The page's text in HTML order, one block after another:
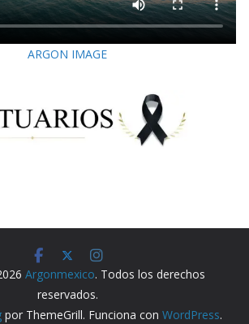
ARGON IMAGE
Argonmexico. Todos los derechos
reservados.
por ThemeGrill. Funciona con WordPress.